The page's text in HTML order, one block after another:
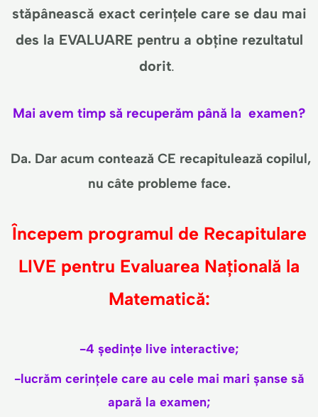
stăpânească exact cerințele care se dau mai
des la EVALUARE pentru a obține rezultatul
dorit.
Mai avem timp să recuperăm până la examen?
Da. Dar acum contează CE recapitulează copilul,
nu câte probleme face.
Începem programul de Recapitulare
LIVE pentru Evaluarea Națională la
Matematică:
-4 ședințe live interactive;
-lucrăm cerințele care au cele mai mari șanse să
apară la examen;